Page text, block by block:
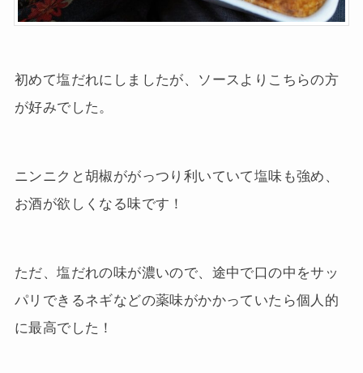
初めて塩だれにしましたが、ソースよりこちらの方
が好みでした。
ニンニクと胡椒ががっつり利いていて塩味も強め、
お酒が欲しくなる味です！
ただ、塩だれの味が濃いので、途中で口の中をサッ
パリできるネギなどの薬味がかかっていたら個人的
に最高でした！